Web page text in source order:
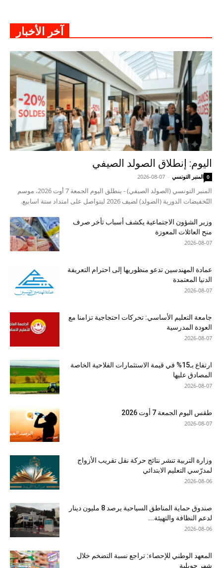
آخر الأخبار
اليوم: إنطلاق الصولد الصيفي
المنبر التونسي -
2026-08-07 0
المنبر التونسي (الصولد الصيفي) - ينطلق اليوم الجمعة 7 أوت 2026، موسم
التّخفيضات الدورية (الصولد) لصيف 2026 ليتواصل على امتداد ستة اسابيع.
وزير الشؤون الاجتماعية يكشف أسباب تأخر صرف
منح العائلات المعوزة
2026-08-07
عمادة المهندسين تدعو منظوريها إلى احترام التعريفة
الدنيا المعتمدة
2026-08-07
جامعة التعليم الأساسي: تحركات احتجاجية تزامنا مع
العودة المدرسية
2026-08-07
ارتفاع بـ15% في قيمة الاستثمارات الفلاحية الخاصة
المصادق عليها
2026-08-07
طقس اليوم الجمعة 7 أوت 2026
2026-08-07
وزارة التربية تنشر نتائج حركة نقل تقريب الأزواج
لمدرّسي التعليم الابتدائي
2026-08-06
صندوق حماية المناطق السياحية يرصد 8 مليون دينار
لدعم النظافة والتهيئة...
2026-08-06
المعهد الوطني للإحصاء: تراجع نسبة التضخم خلال
شهر جويلية